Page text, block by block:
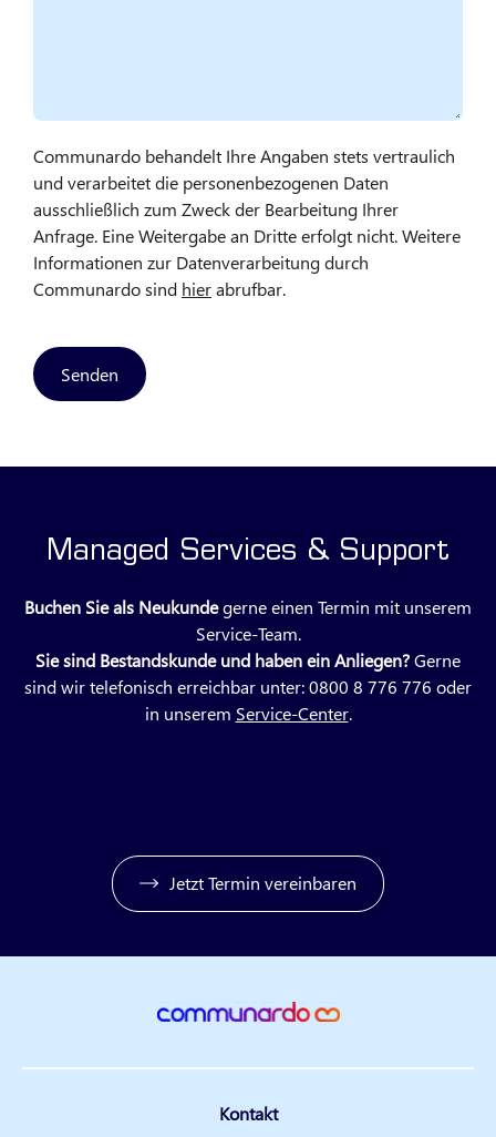
Communardo behandelt Ihre Angaben stets vertraulich
und verarbeitet die personenbezogenen Daten
ausschließlich zum Zweck der Bearbeitung Ihrer
Anfrage. Eine Weitergabe an Dritte erfolgt nicht. Weitere
Informationen zur Datenverarbeitung durch
Communardo sind hierabrufbar.
Senden
Managed Services & Support
Buchen Sie als Neukundegerne einen Termin mit unserem
Service-Team.
Sie sind Bestandskunde und haben ein Anliegen?Gerne
sind wir telefonisch erreichbar unter: 0800 8 776 776 oder
in unserem Service-Center.
Jetzt Termin vereinbaren
Kontakt